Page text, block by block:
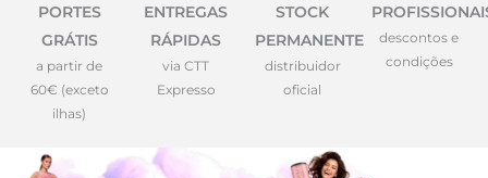
PORTES
GRÁTIS
a partir de
60€ (exceto
ilhas)
ENTREGAS
RÁPIDAS
via CTT
Expresso
STOCK
PERMANENTE
distribuidor
oficial
descontos e
condições